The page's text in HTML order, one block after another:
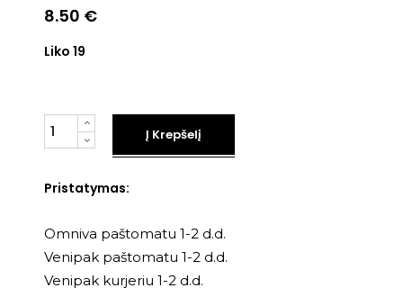
8.50 €
Liko 19
Kiekis
Į Krepšelį
Pristatymas:
Omniva paštomatu 1-2 d.d.
Venipak paštomatu 1-2 d.d.
Venipak kurjeriu 1-2 d.d.